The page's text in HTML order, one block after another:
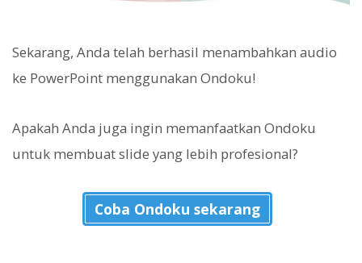
Sekarang, Anda telah berhasil menambahkan audio
ke PowerPoint menggunakan Ondoku!
Apakah Anda juga ingin memanfaatkan Ondoku
untuk membuat slide yang lebih profesional?
Coba Ondoku sekarang